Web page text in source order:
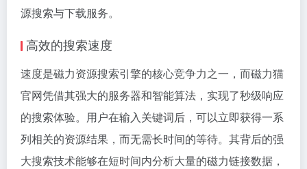
源搜索与下载服务。
高效的搜索速度
速度是磁力资源搜索引擎的核心竞争力之一，而磁力猫
官网凭借其强大的服务器和智能算法，实现了秒级响应
的搜索体验。用户在输入关键词后，可以立即获得一系
列相关的资源结果，而无需长时间的等待。其背后的强
大搜索技术能够在短时间内分析大量的磁力链接数据，